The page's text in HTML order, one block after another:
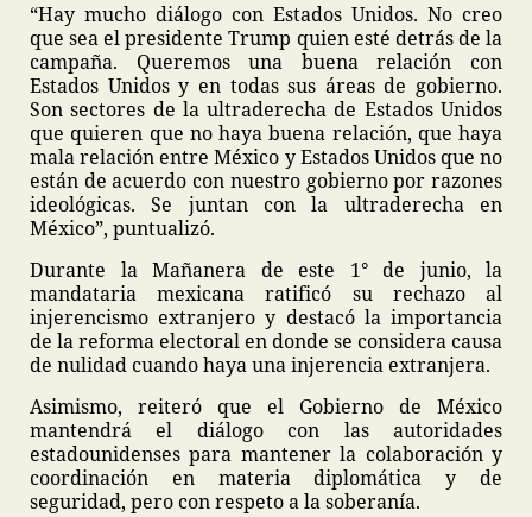
“Hay mucho diálogo con Estados Unidos. No creo
que sea el presidente Trump quien esté detrás de la
campaña. Queremos una buena relación con
Estados Unidos y en todas sus áreas de gobierno.
Son sectores de la ultraderecha de Estados Unidos
que quieren que no haya buena relación, que haya
mala relación entre México y Estados Unidos que no
están de acuerdo con nuestro gobierno por razones
ideológicas. Se juntan con la ultraderecha en
México”, puntualizó.
Durante la Mañanera de este 1° de junio, la
mandataria mexicana ratificó su rechazo al
injerencismo extranjero y destacó la importancia
de la reforma electoral en donde se considera causa
de nulidad cuando haya una injerencia extranjera.
Asimismo, reiteró que el Gobierno de México
mantendrá el diálogo con las autoridades
estadounidenses para mantener la colaboración y
coordinación en materia diplomática y de
seguridad, pero con respeto a la soberanía.